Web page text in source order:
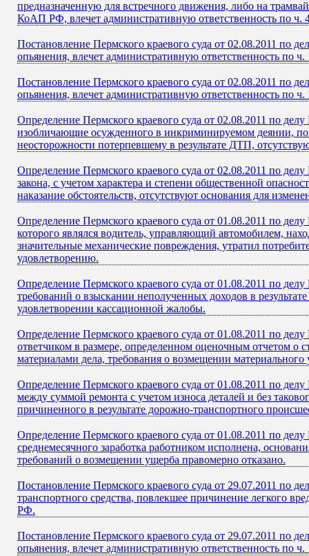
предназначенную для встречного движения, либо на
КоАП РФ, влечет административную ответственность по
Постановление Пермского краевого суда от 02.08.2011 по
опьянения, влечет административную ответственность по
Постановление Пермского краевого суда от 02.08.2011 по
опьянения, влечет административную ответственность по
Определение Пермского краевого суда от 02.08.2011 по
изобличающие осужденного в инкриминируемом деянии,
неосторожности потерпевшему в результате ДТП,
Определение Пермского краевого суда от 02.08.2011 по
закона, с учетом характера и степени общественной
наказание обстоятельств, отсутствуют основания для
Определение Пермского краевого суда от 01.08.2011 по
которого являлся водитель, управляющий автомобилем,
значительные механические повреждения, утратил
удовлетворению.
Определение Пермского краевого суда от 01.08.2011 по
требований о взыскании неполученных доходов в
удовлетворении кассационной жалобы.
Определение Пермского краевого суда от 01.08.2011 по
ответчиком в размере, определенном оценочным отчетом о
материалами дела, требования о возмещении
Определение Пермского краевого суда от 01.08.2011 по
между суммой ремонта с учетом износа деталей и без
причиненного в результате дорожно-транспортного
Определение Пермского краевого суда от 01.08.2011 по
среднемесячного заработка работником исполнена,
требований о возмещении ущерба правомерно отказано.
Постановление Пермского краевого суда от 29.07.2011 по
транспортного средства, повлекшее причинение легкого
РФ.
Постановление Пермского краевого суда от 29.07.2011 по
опьянения, влечет административную ответственность по